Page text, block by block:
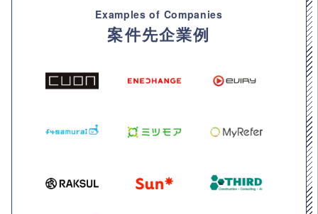
Examples of Companies
案件先企業例